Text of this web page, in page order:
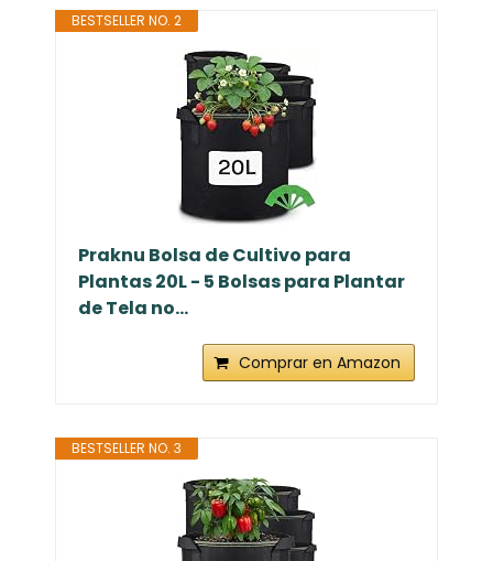
BESTSELLER NO. 2
Praknu Bolsa de Cultivo para
Plantas 20L - 5 Bolsas para Plantar
de Tela no...
Comprar en Amazon
BESTSELLER NO. 3